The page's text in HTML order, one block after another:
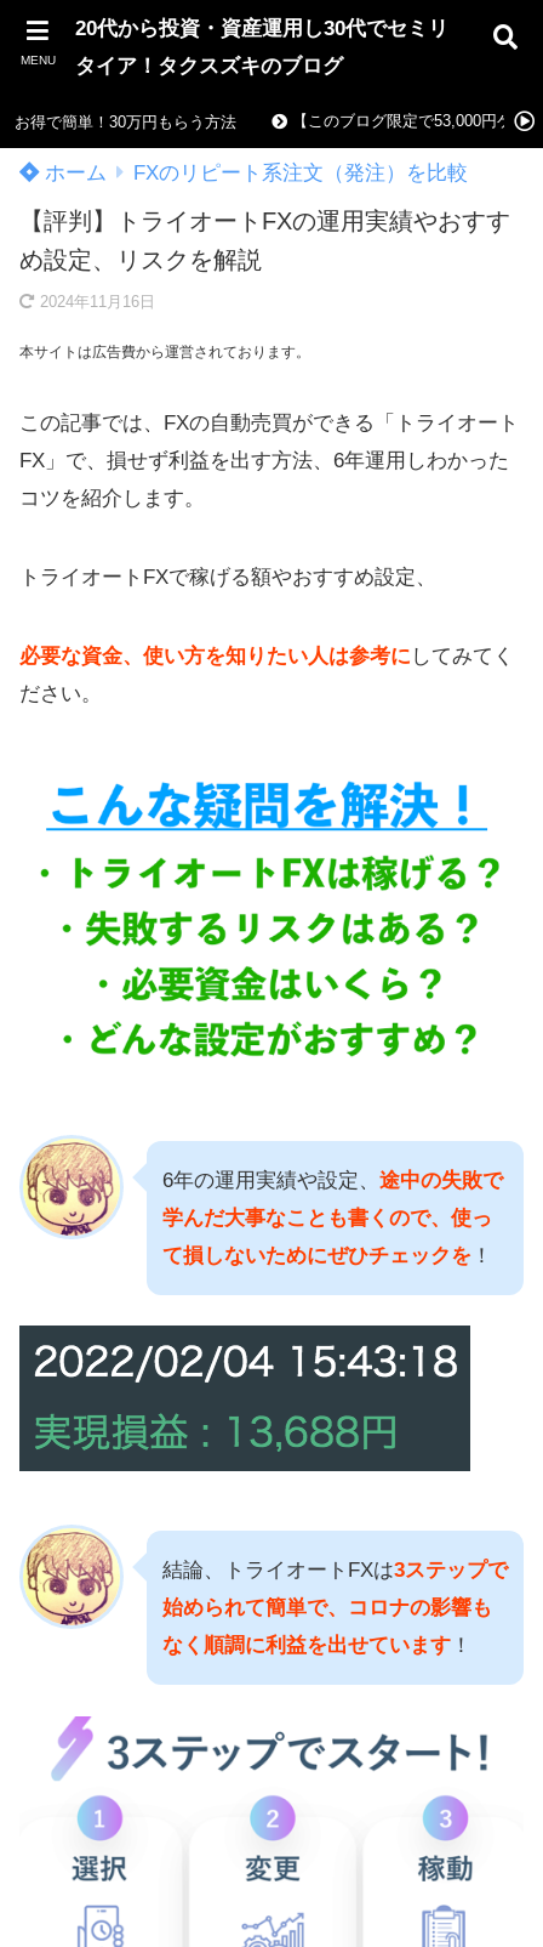
MENU
20代から投資・資産運用し30代でセミリ
タイア！タクスズキのブログ
お得で簡単！30万円もらう方法 【このブログ限定で53,000円ゲッ
ホーム FXのリピート系注文（発注）を比較
【評判】トライオートFXの運用実績やおすす
め設定、リスクを解説
2024年11月16日
本サイトは広告費から運営されております。
この記事では、FXの自動売買ができる「トライオート
FX」で、損せず利益を出す方法、6年運用しわかった
コツを紹介します。
トライオートFXで稼げる額やおすすめ設定、
必要な資金、使い方を知りたい人は参考に してみてく
ださい。
6年の運用実績や設定、 途中の失敗で
学んだ大事なことも書くので、使っ
て損しないためにぜひチェックを ！
結論、トライオートFXは3ステップで
始められて簡単で、コロナの影響も
なく順調に利益を出せています ！